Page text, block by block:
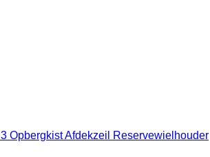
Opbergkist Afdekzeil Reservewielhouder